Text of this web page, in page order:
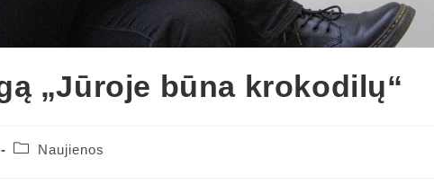
„Jūroje būna krokodilų“
Naujienos